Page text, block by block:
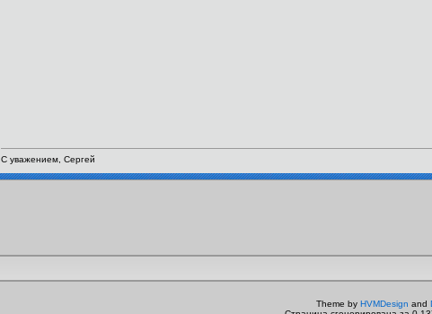
С уважением, Сергей
Theme by HVMDesign and